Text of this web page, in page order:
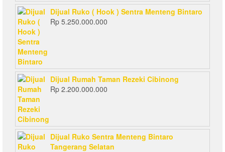
Dijual Ruko ( Hook ) Sentra Menteng Bintaro
Rp 5.250.000.000
Dijual Rumah Taman Rezeki Cibinong
Rp 2.200.000.000
Dijual Ruko Sentra Menteng Bintaro
Tangerang Selatan